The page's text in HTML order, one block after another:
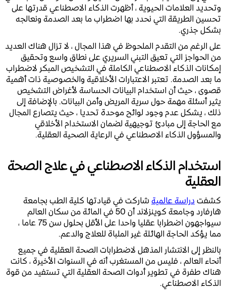
وتحديد العلامات الحيوية ، أظهرت الذكاء الاصطناعي قدرتها على
تحسين الطريقة التي نحدد بها اضطراب ما بعد الصدمة ونعالجه
بشكل جذري.
على الرغم من التقدم الملحوظ في هذا المجال ، لا تزال هناك العديد
من الحواجز التي تعيق التبني السريري على نطاق واسع وتحقيق
إمكانات الذكاء الاصطناعي الكاملة في التشخيص المبكر لاضطراب
ما بعد الصدمة. تعتبر الاعتبارات الأخلاقية والخصوصية ذات أهمية
قصوى ، حيث أن استخدام البيانات الحساسة لأغراض التشخيص
يثير أسئلة مهمة حول سرية المريض وأمن البيانات. بالإضافة إلى
ذلك ، يشكل عدم وجود لوائح موحدة تحديا ، حيث يتصارع المجال
مع الحاجة إلى مبادئ توجيهية لضمان الاستخدام الأخلاقي
والمسؤول الذكاء الاصطناعي في الرعاية الصحية العقلية.
استخدام الذكاء الاصطناعي في علاج الصحة
العقلية
كشفتدراسة عالميةشاركت في قيادتها كلية الطب بجامعة
هارفارد وجامعة كوينزلاند أن 50 في المائة من سكان العالم
سيواجهون اضطرابا عقليا واحدا على الأقل بحلول سن 75 عاما ،
مما يؤكد الحاجة الهائلة غير الملباة للعلاج والدعم.
بالنظر إلى الانتشار المذهل لاضطرابات الصحة العقلية في جميع
أنحاء العالم ، فليس من المستغرب أنه في السنوات الأخيرة ، كانت
هناك طفرة في تطوير أدوات الصحة العقلية التي تستفيد من قوة
الذكاء الاصطناعي.